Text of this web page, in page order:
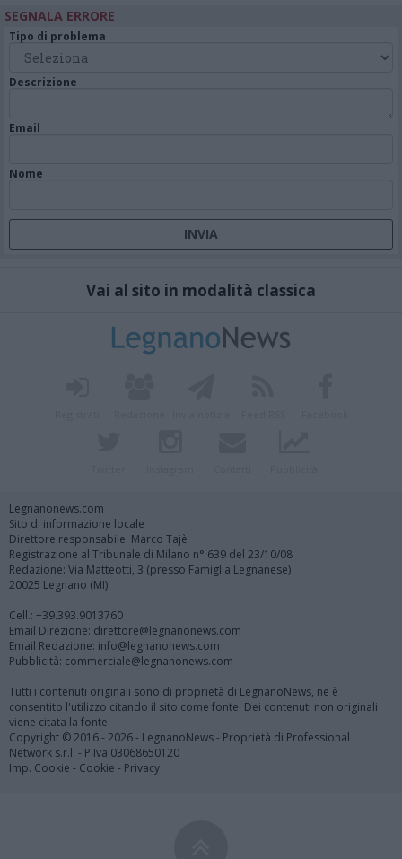
SEGNALA ERRORE
Tipo di problema
Descrizione
Email
Nome
Vai al sito in modalità classica
Legnanonews.com
Sito di informazione locale
Direttore responsabile: Marco Tajè
Registrazione al Tribunale di Milano n° 639 del 23/10/08
Redazione: Via Matteotti, 3 (presso Famiglia Legnanese)
20025 Legnano (MI)
Cell.: +39.393.9013760
Email Direzione: direttore@legnanonews.com
Email Redazione: info@legnanonews.com
Pubblicità: commerciale@legnanonews.com
Tutti i contenuti originali sono di proprietà di LegnanoNews, ne è
consentito l'utilizzo citando il sito come fonte. Dei contenuti non originali
viene citata la fonte.
Copyright © 2016 - 2026 - LegnanoNews - Proprietà di Professional
Network s.r.l. - P.Iva 03068650120
Imp. Cookie - Cookie - Privacy